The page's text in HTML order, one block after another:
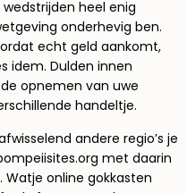
heel enig
onderhevig ben.
echt geld aankomt,
idem. Dulden innen
opnemen van uwe
handeltje.
andere regio’s je
met daarin
online gokkasten